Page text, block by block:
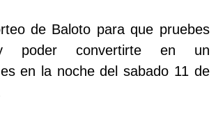
de Baloto para que pruebes
poder convertirte en un
en la noche del sabado 11 de